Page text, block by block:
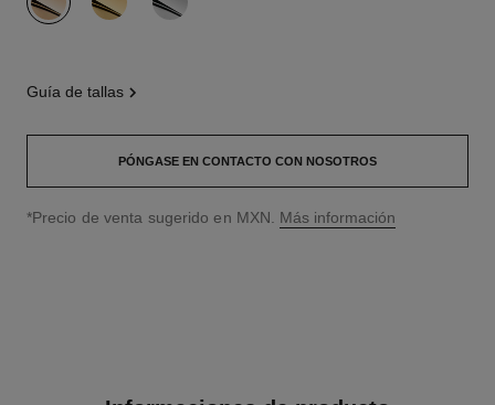
guía de tallas
PÓNGASE EN CONTACTO CON NOSOTROS
↩
*Precio de venta sugerido en MXN. Más información